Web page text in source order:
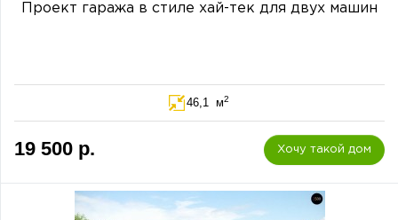
Проект гаража в стиле хай-тек для двух машин
46,1 м2
19 500 р. Хочу такой дом